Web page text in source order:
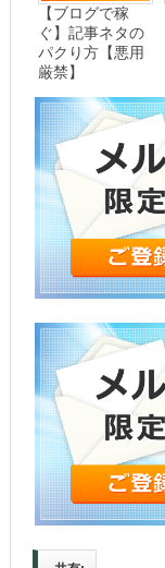
【ブログで稼
ぐ】記事ネタの
パクり方【悪用
厳禁】